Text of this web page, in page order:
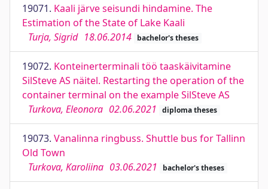
19071. Kaali järve seisundi hindamine. The
Estimation of the State of Lake Kaali
Turja, Sigrid 18.06.2014 bachelor's theses
19072. Konteinerterminali töö taaskäivitamine
SilSteve AS näitel. Restarting the operation of the
container terminal on the example SilSteve AS
Turkova, Eleonora 02.06.2021 diploma theses
19073. Vanalinna ringbuss. Shuttle bus for Tallinn
Old Town
Turkova, Karoliina 03.06.2021 bachelor's theses